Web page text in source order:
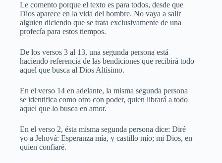
Le comento porque el texto es para todos, desde que
Dios aparece en la vida del hombre. No vaya a salir
alguien diciendo que se trata exclusivamente de una
profecía para estos tiempos.
De los versos 3 al 13, una segunda persona está
haciendo referencia de las bendiciones que recibirá todo
aquel que busca al Dios Altísimo.
En el verso 14 en adelante, la misma segunda persona
se identifica como otro con poder, quien librará a todo
aquel que lo busca en amor.
En el verso 2, ésta misma segunda persona dice: Diré
yo a Jehová: Esperanza mía, y castillo mío; mi Dios, en
quien confiaré.